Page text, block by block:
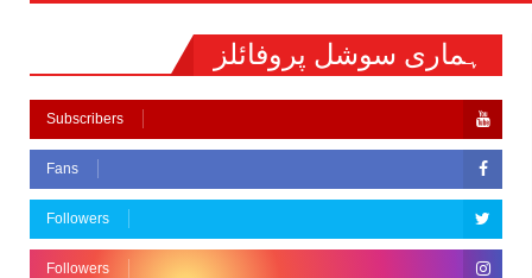
ہماری سوشل پروفائلز
Subscribers
Fans
Followers
Followers